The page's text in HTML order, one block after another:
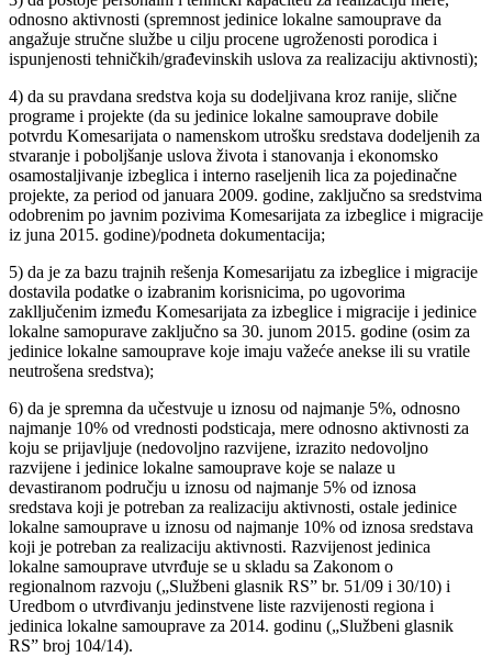
odnosno aktivnosti (spremnost jedinice lokalne samouprave da
angažuje stručne službe u cilju procene ugroženosti porodica i
ispunjenosti tehničkih/građevinskih uslova za realizaciju aktivnosti);
4) da su pravdana sredstva koja su dodeljivana kroz ranije, slične
programe i projekte (da su jedinice lokalne samouprave dobile
potvrdu Komesarijata o namenskom utrošku sredstava dodeljenih za
stvaranje i poboljšanje uslova života i stanovanja i ekonomsko
osamostaljivanje izbeglica i interno raseljenih lica za pojedinačne
projekte, za period od januara 2009. godine, zaključno sa sredstvima
odobrenim po javnim pozivima Komesarijata za izbeglice i migracije
iz juna 2015. godine)/podneta dokumentacija;
5) da je za bazu trajnih rešenja Komesarijatu za izbeglice i migracije
dostavila podatke o izabranim korisnicima, po ugovorima
zaklljučenim između Komesarijata za izbeglice i migracije i jedinice
lokalne samopurave zaključno sa 30. junom 2015. godine (osim za
jedinice lokalne samouprave koje imaju važeće anekse ili su vratile
neutrošena sredstva);
6) da je spremna da učestvuje u iznosu od najmanje 5%, odnosno
najmanje 10% od vrednosti podsticaja, mere odnosno aktivnosti za
koju se prijavljuje (nedovoljno razvijene, izrazito nedovoljno
razvijene i jedinice lokalne samouprave koje se nalaze u
devastiranom području u iznosu od najmanje 5% od iznosa
sredstava koji je potreban za realizaciju aktivnosti, ostale jedinice
lokalne samouprave u iznosu od najmanje 10% od iznosa sredstava
koji je potreban za realizaciju aktivnosti. Razvijenost jedinica
lokalne samouprave utvrđuje se u skladu sa Zakonom o
regionalnom razvoju („Službeni glasnik RS” br. 51/09 i 30/10) i
Uredbom o utvrđivanju jedinstvene liste razvijenosti regiona i
jedinica lokalne samouprave za 2014. godinu („Službeni glasnik
RS” broj 104/14).